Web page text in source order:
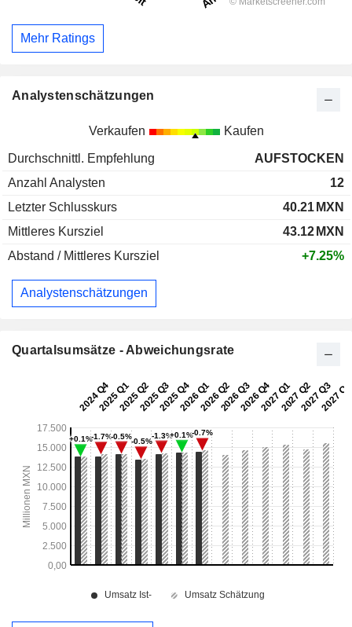
Mehr Ratings
Analystenschätzungen
Verkaufen Kaufen
Durchschnittl. Empfehlung
AUFSTOCKEN
Anzahl Analysten
12
Letzter Schlusskurs
40.21 MXN
Mittleres Kursziel
43.12 MXN
Abstand / Mittleres Kursziel
+7.25%
Analystenschätzungen
Quartalsumsätze - Abweichungsrate